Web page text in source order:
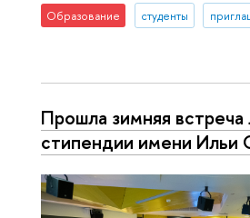
Образование студенты
Прошла зимняя встреча
стипендии имени Ильи